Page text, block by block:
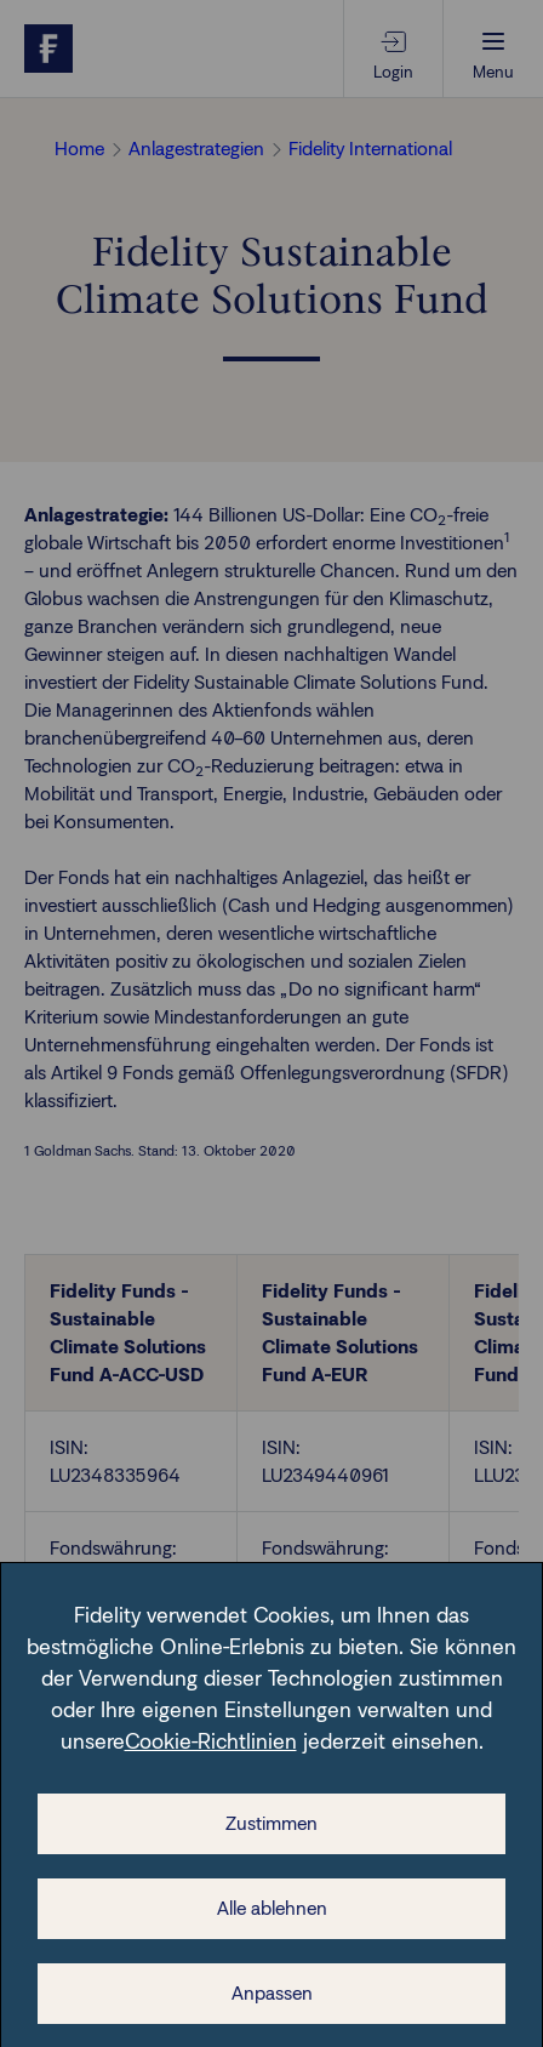
Login Menu
Beratungs-Tools
Anlagestrategien
Finanzberatende
Anlegende
Newsletter
Kontakt
Home Anlagestrategien Fidelity International
Fidelity Sustainable
Climate Solutions Fund
Anlagestrategie: 144 Billionen US-Dollar: Eine CO2-freie
globale Wirtschaft bis 2050 erfordert enorme Investitionen1
– und eröffnet Anlegern strukturelle Chancen. Rund um den
Globus wachsen die Anstrengungen für den Klimaschutz,
ganze Branchen verändern sich grundlegend, neue
Gewinner steigen auf. In diesen nachhaltigen Wandel
investiert der Fidelity Sustainable Climate Solutions Fund.
Die Managerinnen des Aktienfonds wählen
branchenübergreifend 40–60 Unternehmen aus, deren
Technologien zur CO2-Reduzierung beitragen: etwa in
Mobilität und Transport, Energie, Industrie, Gebäuden oder
bei Konsumenten.
Der Fonds hat ein nachhaltiges Anlageziel, das heißt er
investiert ausschließlich (Cash und Hedging ausgenommen)
in Unternehmen, deren wesentliche wirtschaftliche
Aktivitäten positiv zu ökologischen und sozialen Zielen
beitragen. Zusätzlich muss das „Do no significant harm“
Kriterium sowie Mindestanforderungen an gute
Unternehmensführung eingehalten werden. Der Fonds ist
als Artikel 9 Fonds gemäß Offenlegungsverordnung (SFDR)
klassifiziert.
1 Goldman Sachs. Stand: 13. Oktober 2020
Fidelity Funds -
Sustainable
Climate Solutions
Fund A-ACC-USD
Fidelity Funds -
Sustainable
Climate Solutions
Fund A-EUR
Fund I-
ISIN:
LU2348335964
ISIN:
LU2349440961
ISIN:
Fondswährung:
Fondswährung:
Ertragsverwendung:
thesaurierend
Ertragsverwendung:
ausschüttend
Sparplanfähig: ja Sparplanfähig: ja
VL-fähig: nein
Fidelity verwendet Cookies, um Ihnen das
bestmögliche Online-Erlebnis zu bieten. Sie können
der Verwendung dieser Technologien zustimmen
oder Ihre eigenen Einstellungen verwalten und
unsereCookie-Richtlinien jederzeit einsehen.
Zustimmen
Alle ablehnen
Anpassen